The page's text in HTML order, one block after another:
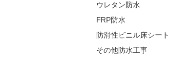
ウレタン防水
FRP防水
防滑性ビニル床シート
その他防水工事